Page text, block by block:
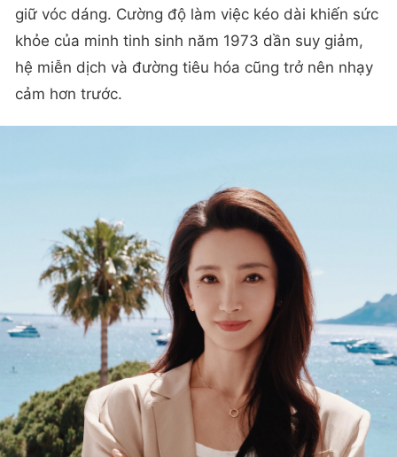
giữ vóc dáng. Cường độ làm việc kéo dài khiến sức
khỏe của minh tinh sinh năm 1973 dần suy giảm,
hệ miễn dịch và đường tiêu hóa cũng trở nên nhạy
cảm hơn trước.